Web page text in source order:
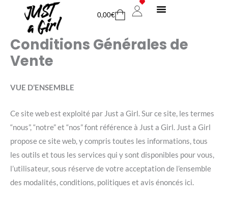
0,00€Cart
Conditions Générales de
Vente
VUE D’ENSEMBLE
Ce site web est exploité par Just a Girl. Sur ce site, les termes
“nous”, “notre” et “nos” font référence à Just a Girl. Just a Girl
propose ce site web, y compris toutes les informations, tous
les outils et tous les services qui y sont disponibles pour vous,
l’utilisateur, sous réserve de votre acceptation de l’ensemble
des modalités, conditions, politiques et avis énoncés ici.